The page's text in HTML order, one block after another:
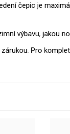
čepic je
výbavu, jakou
Pro